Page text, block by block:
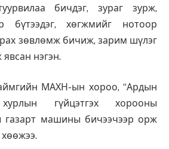
бичдэг, зураг зурж,
бүтээдэг, хөгжмийг нотоор
зөвлөмж бичиж, зарим шүлэг
нэгэн.
МАХН-ын хороо, “Ардын
хурлын гүйцэтгэх хорооны
газарт машины бичээчээр орж